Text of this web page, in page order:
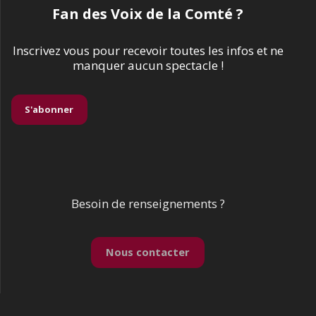
Fan des Voix de la Comté ?
Inscrivez vous pour recevoir toutes les infos et ne
manquer aucun spectacle !
S'abonner
Besoin de renseignements ?
Nous contacter